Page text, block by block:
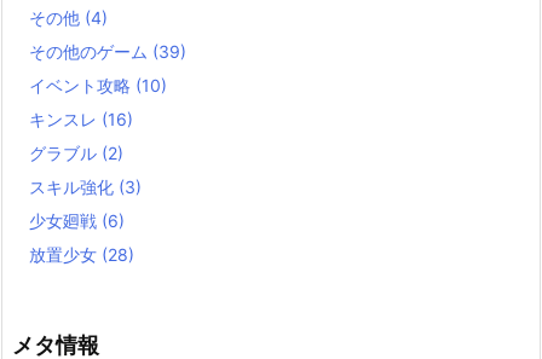
その他 (4)
その他のゲーム (39)
イベント攻略 (10)
キンスレ (16)
グラブル (2)
スキル強化 (3)
少女廻戦 (6)
放置少女 (28)
メタ情報